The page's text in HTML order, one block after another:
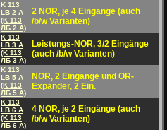
K 113
LB 2 A
(K 113
ЛБ 2 A)
2 NOR, je 4 Eingänge (auch
/b/w Varianten)
K 113
LB 3 A
(K 113
ЛБ 3 A)
Leistungs-NOR, 3/2 Eingänge
(auch /b/w Varianten)
K 113
LB 5 A
(K 113
ЛБ 5 A)
NOR, 2 Eingänge und OR-
Expander, 2 Ein.
K 113
LB 6 A
(K 113
ЛБ 6 A)
4 NOR, je 2 Eingänge (auch
/b/w Varianten)